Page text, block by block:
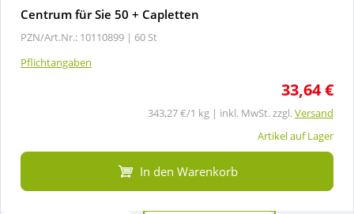
Centrum für Sie 50 + Capletten
PZN/Art.Nr.: 10110899 | 60 St
Pflichtangaben
33,64 €
343,27 €/1 kg | inkl. MwSt. zzgl.Versand
Artikel auf Lager
In den Warenkorb